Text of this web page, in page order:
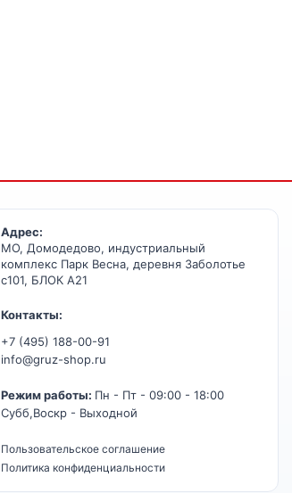
Адрес:
МО, Домодедово, индустриальный
комплекс Парк Весна, деревня Заболотье
с101, БЛОК А21
Контакты:
+7 (495) 188-00-91
info@gruz-shop.ru
Режим работы: Пн - Пт - 09:00 - 18:00
Субб,Воскр - Выходной
Пользовательское соглашение
Политика конфиденциальности